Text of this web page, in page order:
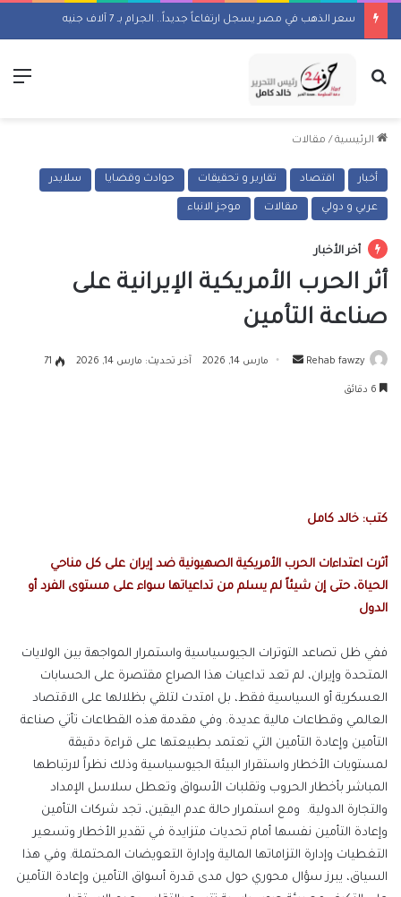
سعر الذهب في مصر يسجل ارتفاعاً جديداً.. الجرام بـ 7 آلاف جنيه
بحث عن
الرئيسية / مقالات
أخبار اقتصاد تقارير و تحقيقات حوادث وقضايا سلايدر
عربي و دولي مقالات موجز الانباء
أخر الأخبار
أثر الحرب الأمريكية الإيرانية على
صناعة التأمين
Rehab fawzy
أرسل مارس 14, 2026 آخر تحديث: مارس 14, 2026 71
كتب: خالد كامل
أثرت اعتداءات الحرب الأمريكية الصهيونية ضد إيران على كل مناحي
الحياة، حتى إن شيئاً لم يسلم من تداعياتها سواء على مستوى الفرد أو
الدول
ففي ظل تصاعد التوترات الجيوسياسية واستمرار المواجهة بين الولايات
المتحدة وإيران، لم تعد تداعيات هذا الصراع مقتصرة على الحسابات
العسكرية أو السياسية فقط، بل امتدت لتلقي بظلالها على الاقتصاد
العالمي وقطاعات مالية عديدة. وفي مقدمة هذه القطاعات تأتي صناعة
التأمين وإعادة التأمين التي تعتمد بطبيعتها على قراءة دقيقة
لمستويات الأخطار واستقرار البيئة الجيوسياسية وذلك نظراً لارتباطها
المباشر بأخطار الحروب وتقلبات الأسواق وتعطل سلاسل الإمداد
والتجارة الدولية. ومع استمرار حالة عدم اليقين، تجد شركات التأمين
وإعادة التأمين نفسها أمام تحديات متزايدة في تقدير الأخطار وتسعير
التغطيات وإدارة التزاماتها المالية وإدارة التعويضات المحتملة. وفي هذا
السياق، يبرز سؤال محوري حول مدى قدرة أسواق التأمين وإعادة التأمين